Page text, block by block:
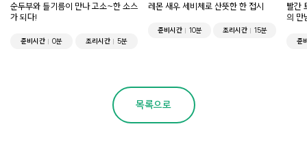
순두부와 들기름이 만나 고소~한 소스
가 되다!
준비시간 0분 조리시간 5분
레몬 새우 세비체로 산뜻한 한 접시
준비시간 10분 조리시간 15분
빨간
의 만
준
목록으로